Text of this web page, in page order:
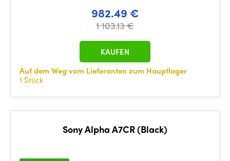
982.49 €
1 103.13 €
Auf dem Weg vom Lieferanten zum Hauptlager
1 Stück
KAUFEN
Sony Alpha A7CR (Black)